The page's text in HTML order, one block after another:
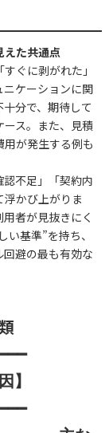
えた共通点
ぐに剥がれた」
ニケーションに関
分で、期待して
ス。また、見積
が発生する例も
不足」「契約内
かび上がりま
者が見抜きにく
基準”を持ち、
避の最も有効な
】